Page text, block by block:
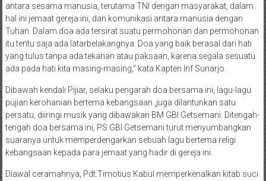
antara sesama manusia, terutama TNI dengan masyarakat, dalam
hal ini jemaat gereja ini, dan komunikasi antara manusia dengan
Tuhan. Dalam doa ada tersirat suatu permohonan dan permohonan
itu tentu saja ada latarbelakangnya. Doa yang baik berasal dari hati
yang tulus tanpa ada tekanan atau paksaan, karena segala sesuatu
ada pada hati kita masing-masing,” kata Kapten Inf Sunarjo.
Dibawah kendali Pijiar, selaku pengarah doa bersama ini, lagu-lagu
pujian kerohanian bertema kebangsaan ,juga dilantunkan satu
persatu, diiringi musik yang dibawakan BM GBI Getsemani. Ditengah-
tengah doa bersama ini, PS GBI Getsemani turut menyumbangkan
suaranya untuk memperdengarkan sebuah lagu bertema religi
kebangsaan kepada para jemaat yang hadir di gereja ini.
Diawal ceramahnya, Pdt.Timotius Kabul memperkenalkan kitab suci